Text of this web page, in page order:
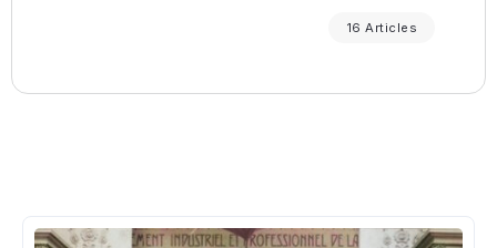
16 Articles